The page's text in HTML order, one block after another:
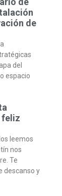
de
del
espacio
feliz
leemos
nos
Te
descanso y